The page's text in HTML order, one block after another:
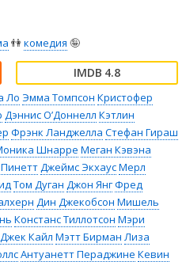
👫комедия 🤪
4.8
Ло Эмма Томпсон Кристофер
Дэннис О’Доннелл Кэтлин
Фрэнк Ланджелла Стефан Гираш
Шнарре Меган Кэвэна
Джеймс ЭкхаусМерл
Том Дуган Джон ЯнгФред
Дин Джекобсон Мишель
Констанс Тиллотсон Мэри
Джек Кайл Мэтт Бирман Лиза
Антуанетт Пераджине Кевин